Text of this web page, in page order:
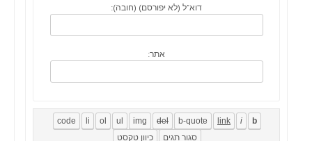
דוא"ל (לא יפורסם) (חובה):
אתר: